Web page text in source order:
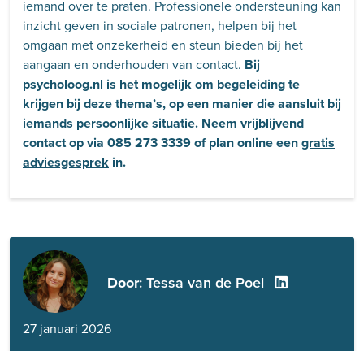
iemand over te praten. Professionele ondersteuning kan
inzicht geven in sociale patronen, helpen bij het
omgaan met onzekerheid en steun bieden bij het
aangaan en onderhouden van contact. Bij
psycholoog.nl is het mogelijk om begeleiding te
krijgen bij deze thema’s, op een manier die aansluit bij
iemands persoonlijke situatie. Neem vrijblijvend
contact op via 085 273 3339 of plan online eengratis
adviesgesprek in.
Door: Tessa van de Poel
27 januari 2026